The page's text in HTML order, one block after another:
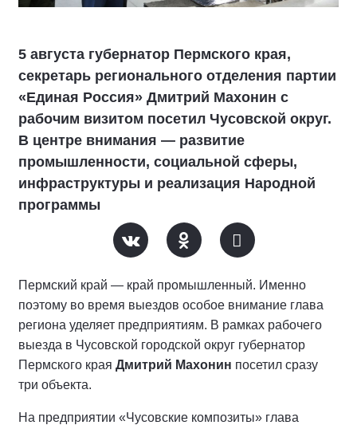
5 августа губернатор Пермского края,
секретарь регионального отделения партии
«Единая Россия» Дмитрий Махонин с
рабочим визитом посетил Чусовской округ.
В центре внимания — развитие
промышленности, социальной сферы,
инфраструктуры и реализация Народной
программы
Пермский край — край промышленный. Именно
поэтому во время выездов особое внимание глава
региона уделяет предприятиям. В рамках рабочего
выезда в Чусовской городской округ губернатор
Пермского края Дмитрий Махонин посетил сразу
три объекта.
На предприятии «Чусовские композиты» глава